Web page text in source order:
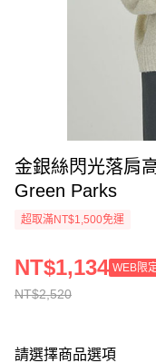
金銀絲閃光落肩
Green Parks
超取滿NT$1,500免運
NT$2,520
NT$1,134 WEB限
請選擇商品選項